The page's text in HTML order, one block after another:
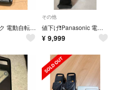
パナソニック 電動自転車用バッテリー＋充電器 中古
その他
値下げ❗️Panasonic 電動自転車バッテリー&充電器
¥ 9,999